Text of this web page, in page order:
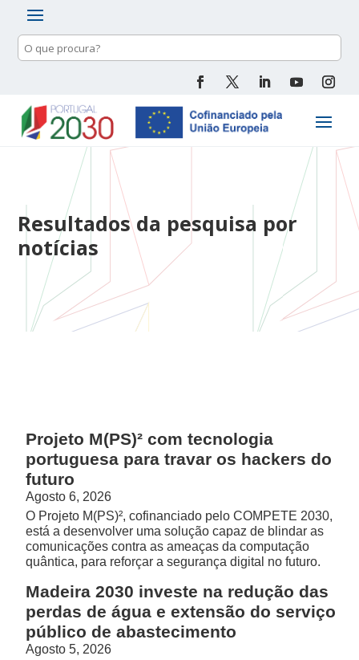
Pesquisa
de
Resultados da pesquisa por
notícias
Projeto M(PS)² com tecnologia
portuguesa para travar os hackers do
futuro
Agosto 6, 2026
O Projeto M(PS)², cofinanciado pelo COMPETE 2030,
está a desenvolver uma solução capaz de blindar as
comunicações contra as ameaças da computação
quântica, para reforçar a segurança digital no futuro.
Madeira 2030 investe na redução das
perdas de água e extensão do serviço
público de abastecimento
Agosto 5, 2026